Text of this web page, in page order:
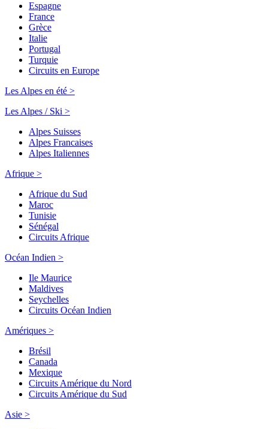
Espagne
France
Grèce
Italie
Portugal
Turquie
Circuits en Europe
Les Alpes en été >
Les Alpes / Ski >
Alpes Suisses
Alpes Francaises
Alpes Italiennes
Afrique >
Afrique du Sud
Maroc
Tunisie
Sénégal
Circuits Afrique
Océan Indien >
Ile Maurice
Maldives
Seychelles
Circuits Océan Indien
Amériques >
Brésil
Canada
Mexique
Circuits Amérique du Nord
Circuits Amérique du Sud
Asie >